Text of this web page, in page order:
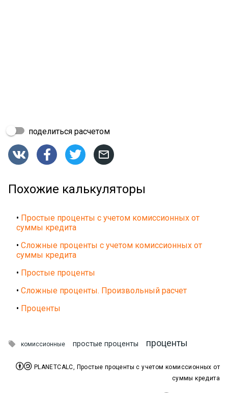
поделиться расчетом
   
Похожие калькуляторы
• Простые проценты с учетом комиссионных от
суммы кредита
• Сложные проценты с учетом комиссионных от
суммы кредита
• Простые проценты
• Сложные проценты. Произвольный расчет
• Проценты
 комиссионные простые проценты проценты
 PLANETCALC, Простые проценты с учетом комиссионных от
суммы кредита